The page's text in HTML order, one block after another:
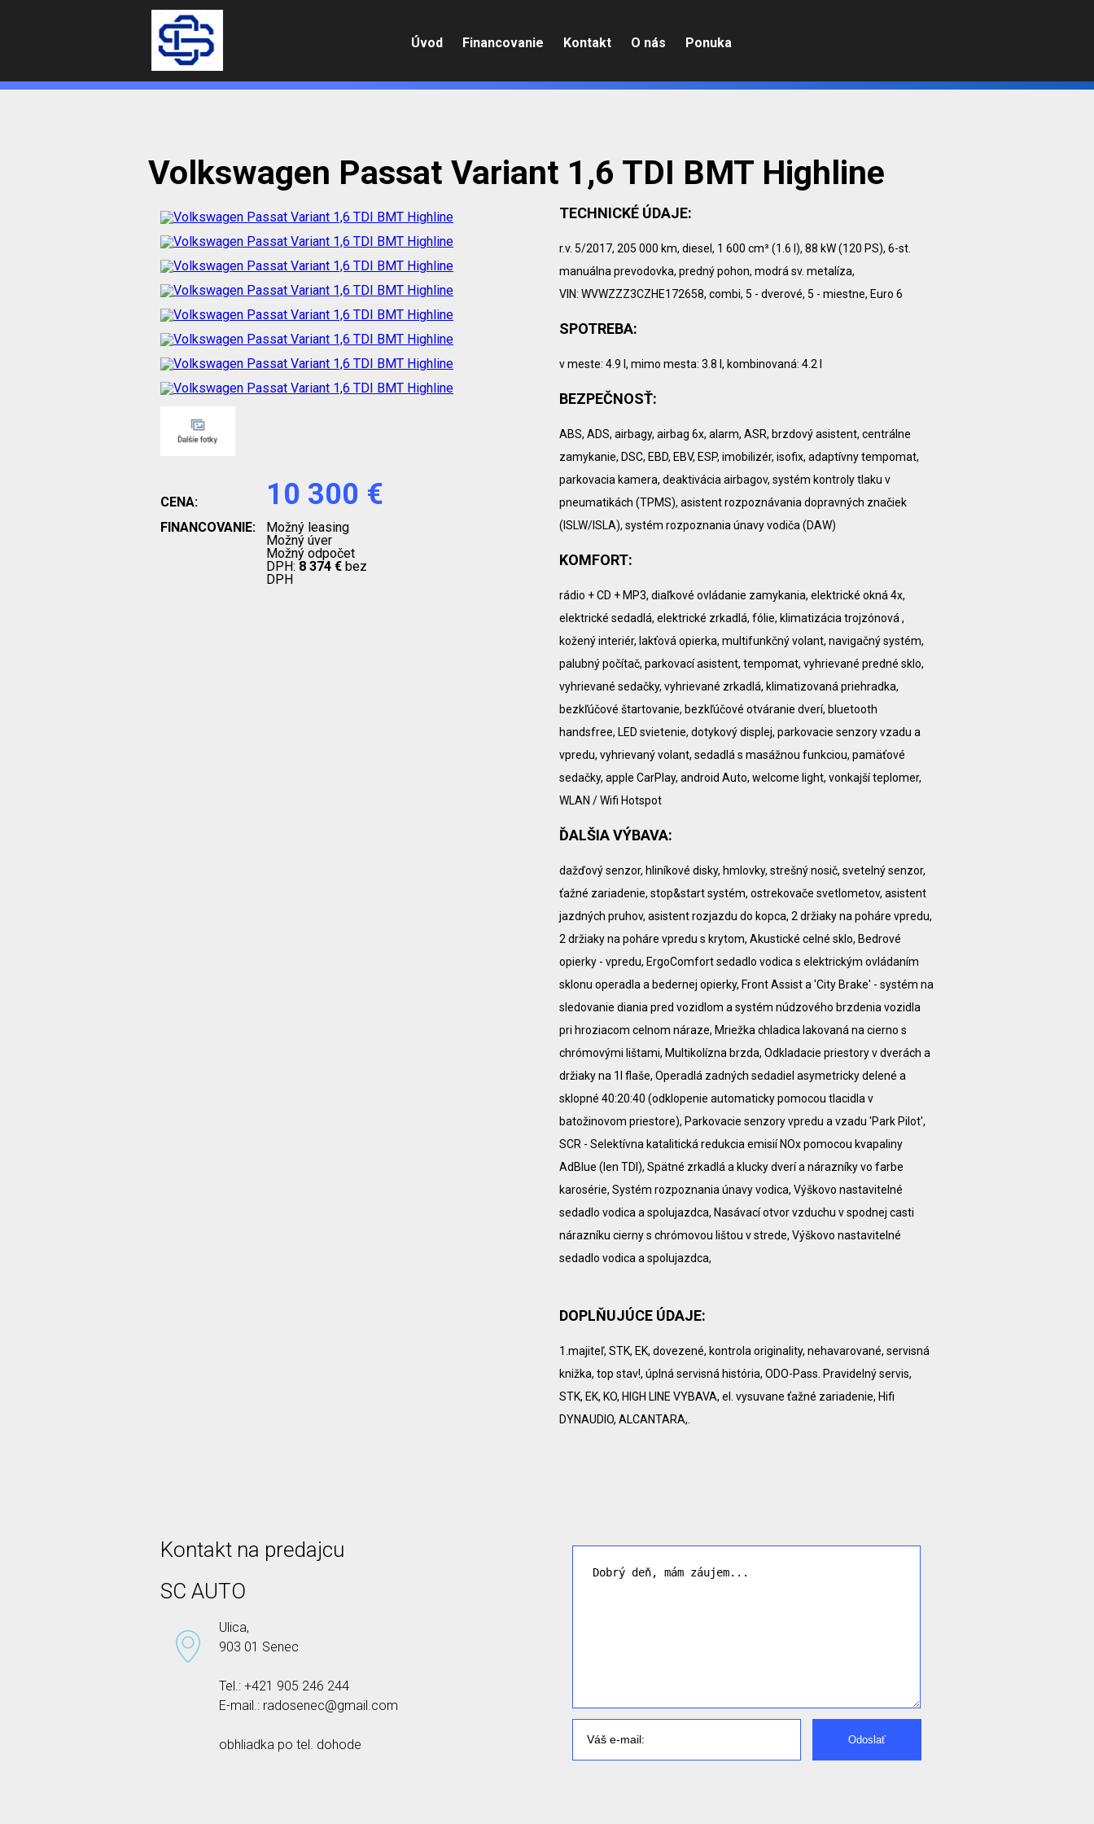
Úvod Financovanie Kontakt O nás Ponuka
Volkswagen Passat Variant 1,6 TDI BMT Highline
CENA: 10 300 €
FINANCOVANIE:
Možný leasing
Možný úver
Možný odpočet
DPH: 8 374 € bez
DPH
TECHNICKÉ ÚDAJE:
r.v. 5/2017, 205 000 km, diesel, 1 600 cm³ (1.6 l), 88 kW (120 PS), 6-st.
manuálna prevodovka, predný pohon, modrá sv. metalíza,
VIN: WVWZZZ3CZHE172658, combi, 5 - dverové, 5 - miestne, Euro 6
SPOTREBA:
v meste: 4.9 l, mimo mesta: 3.8 l, kombinovaná: 4.2 l
BEZPEČNOSŤ:
ABS, ADS, airbagy, airbag 6x, alarm, ASR, brzdový asistent, centrálne
zamykanie, DSC, EBD, EBV, ESP, imobilizér, isofix, adaptívny tempomat,
parkovacia kamera, deaktivácia airbagov, systém kontroly tlaku v
pneumatikách (TPMS), asistent rozpoznávania dopravných značiek
(ISLW/ISLA), systém rozpoznania únavy vodiča (DAW)
KOMFORT:
rádio + CD + MP3, diaľkové ovládanie zamykania, elektrické okná 4x,
elektrické sedadlá, elektrické zrkadlá, fólie, klimatizácia trojzónová ,
kožený interiér, lakťová opierka, multifunkčný volant, navigačný systém,
palubný počítač, parkovací asistent, tempomat, vyhrievané predné sklo,
vyhrievané sedačky, vyhrievané zrkadlá, klimatizovaná priehradka,
bezkľúčové štartovanie, bezkľúčové otváranie dverí, bluetooth
handsfree, LED svietenie, dotykový displej, parkovacie senzory vzadu a
vpredu, vyhrievaný volant, sedadlá s masážnou funkciou, pamäťové
sedačky, apple CarPlay, android Auto, welcome light, vonkajší teplomer,
WLAN / Wifi Hotspot
ĎALŠIA VÝBAVA:
dažďový senzor, hliníkové disky, hmlovky, strešný nosič, svetelný senzor,
ťažné zariadenie, stop&start systém, ostrekovače svetlometov, asistent
jazdných pruhov, asistent rozjazdu do kopca, 2 držiaky na poháre vpredu,
2 držiaky na poháre vpredu s krytom, Akustické celné sklo, Bedrové
opierky - vpredu, ErgoComfort sedadlo vodica s elektrickým ovládaním
sklonu operadla a bedernej opierky, Front Assist a 'City Brake' - systém na
sledovanie diania pred vozidlom a systém núdzového brzdenia vozidla
pri hroziacom celnom náraze, Mriežka chladica lakovaná na cierno s
chrómovými lištami, Multikolízna brzda, Odkladacie priestory v dverách a
držiaky na 1l flaše, Operadlá zadných sedadiel asymetricky delené a
sklopné 40:20:40 (odklopenie automaticky pomocou tlacidla v
batožinovom priestore), Parkovacie senzory vpredu a vzadu 'Park Pilot',
SCR - Selektívna katalitická redukcia emisií NOx pomocou kvapaliny
AdBlue (len TDI), Spätné zrkadlá a klucky dverí a nárazníky vo farbe
karosérie, Systém rozpoznania únavy vodica, Výškovo nastavitelné
sedadlo vodica a spolujazdca, Nasávací otvor vzduchu v spodnej casti
nárazníku cierny s chrómovou lištou v strede, Výškovo nastavitelné
sedadlo vodica a spolujazdca,
DOPLŇUJÚCE ÚDAJE:
1.majiteľ, STK, EK, dovezené, kontrola originality, nehavarované, servisná
knižka, top stav!, úplná servisná história, ODO-Pass. Pravidelný servis,
STK, EK, KO, HIGH LINE VYBAVA, el. vysuvane ťažné zariadenie, Hifi
DYNAUDIO, ALCANTARA,.
Kontakt na predajcu
SC AUTO
Ulica,
903 01 Senec
Tel.: +421 905 246 244
E-mail.: radosenec@gmail.com
obhliadka po tel. dohode